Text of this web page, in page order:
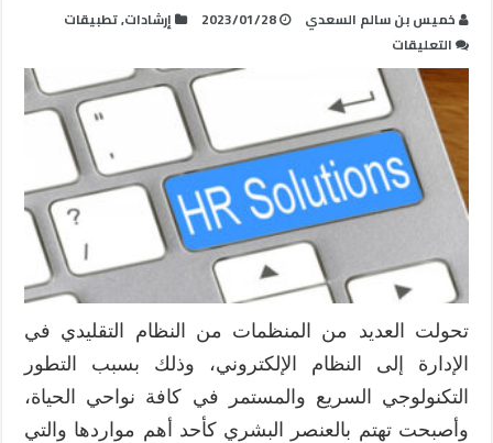
خميس بن سالم السعدي 2023/01/28 إرشادات,تطبيقات
التعليقات
من
أشهر
برمجيات
إدارة
الموارد
البشرية
مغلقة
تحولت العديد من المنظمات من النظام التقليدي في
الإدارة إلى النظام الإلكتروني، وذلك بسبب التطور
التكنولوجي السريع والمستمر في كافة نواحي الحياة،
وأصبحت تهتم بالعنصر البشري كأحد أهم مواردها والتي